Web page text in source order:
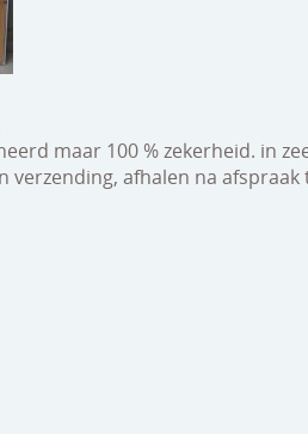
maar 100 % zekerheid. in
verzending, afhalen na afspraak